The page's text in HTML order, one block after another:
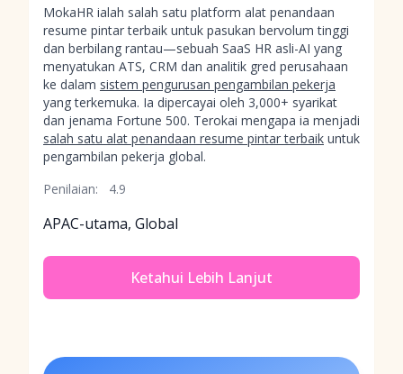
MokaHR ialah salah satu platform alat penandaan
resume pintar terbaik untuk pasukan bervolum tinggi
dan berbilang rantau—sebuah SaaS HR asli-AI yang
menyatukan ATS, CRM dan analitik gred perusahaan
ke dalam sistem pengurusan pengambilan pekerja
yang terkemuka. Ia dipercayai oleh 3,000+ syarikat
dan jenama Fortune 500. Terokai mengapa ia menjadi
salah satu alat penandaan resume pintar terbaik untuk
pengambilan pekerja global.
Penilaian:
4.9
APAC-utama, Global
Ketahui Lebih Lanjut